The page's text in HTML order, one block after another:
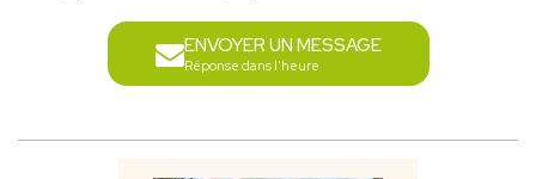
ENVOYER UN MESSAGE
Réponse dans l'heure